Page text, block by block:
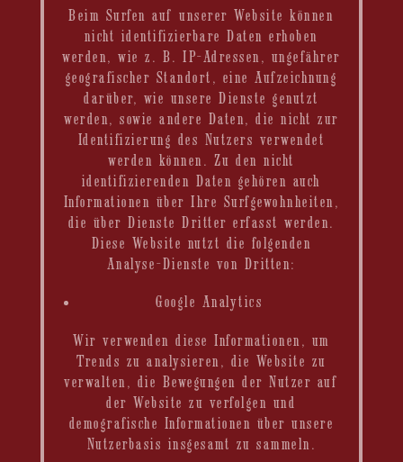
Beim Surfen auf unserer Website können
nicht identifizierbare Daten erhoben
werden, wie z. B. IP-Adressen, ungefährer
geografischer Standort, eine Aufzeichnung
darüber, wie unsere Dienste genutzt
werden, sowie andere Daten, die nicht zur
Identifizierung des Nutzers verwendet
werden können. Zu den nicht
identifizierenden Daten gehören auch
Informationen über Ihre Surfgewohnheiten,
die über Dienste Dritter erfasst werden.
Diese Website nutzt die folgenden
Analyse-Dienste von Dritten:
Google Analytics
Wir verwenden diese Informationen, um
Trends zu analysieren, die Website zu
verwalten, die Bewegungen der Nutzer auf
der Website zu verfolgen und
demografische Informationen über unsere
Nutzerbasis insgesamt zu sammeln.